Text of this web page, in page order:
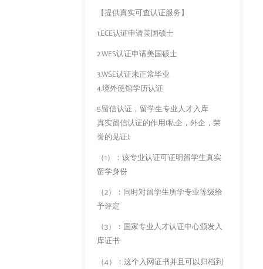
【提供真实可查认证服务】
1.ECE认证申请美国硕士
2.WES认证申请美国硕士
3.WSE认证未正常毕业
4.境外使馆学历认证
5.留信认证，留学生专业人才入库
真实留信认证的作用(私企，外企，荣
誉的见证):
（1）：该专业认证可证明留学生真实
留学身份
（2）：同时对留学生所学专业等级给
予评定
（3）：国家专业人才认证中心颁发入
库证书
（4）：这个入网证书并且可以归档到